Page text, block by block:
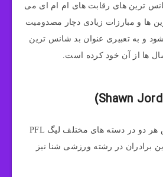
ترین های رقابت های ام ام ای می
ها و مبارزات زیادی دچار مصدومیت
و به تعبیری عنوان بد شانس ترین
ها از آن خود کرده است.
شاون جردن و برادرش هر دو در دسته های مختلف لیگ PFL
برادران در رشته ورزشی شنا نیز